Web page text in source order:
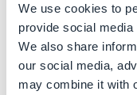
We use cookies to
provide social
We also share
our social media,
may combine it with
1. Fare
2. Puoi